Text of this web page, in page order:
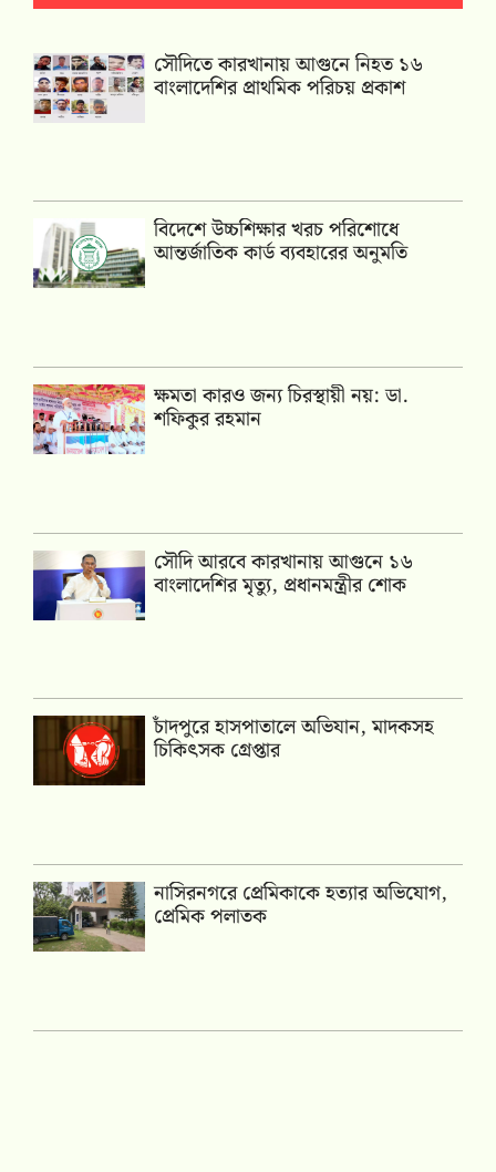
সৌদিতে কারখানায় আগুনে নিহত ১৬
বাংলাদেশির প্রাথমিক পরিচয় প্রকাশ
বিদেশে উচ্চশিক্ষার খরচ পরিশোধে
আন্তর্জাতিক কার্ড ব্যবহারের অনুমতি
ক্ষমতা কারও জন্য চিরস্থায়ী নয়: ডা.
শফিকুর রহমান
সৌদি আরবে কারখানায় আগুনে ১৬
বাংলাদেশির মৃত্যু, প্রধানমন্ত্রীর শোক
চাঁদপুরে হাসপাতালে অভিযান, মাদকসহ
চিকিৎসক গ্রেপ্তার
নাসিরনগরে প্রেমিকাকে হত্যার অভিযোগ,
প্রেমিক পলাতক